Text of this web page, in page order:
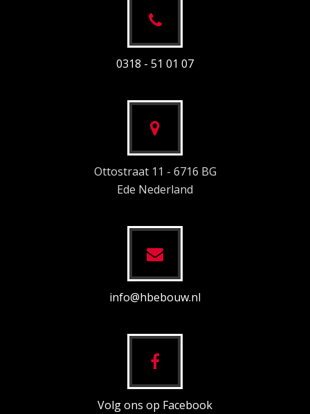
0318 - 51 01 07
Ottostraat 11 - 6716 BG
Ede Nederland
info@hbebouw.nl
Volg ons op Facebook